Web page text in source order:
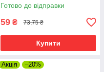
Готово до відправки
59 ₴ 73,75 ₴
Купити
Акція –20%